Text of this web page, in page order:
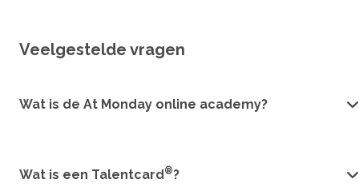
Veelgestelde vragen
Wat is de At Monday online academy?
Wat is een Talentcard®?